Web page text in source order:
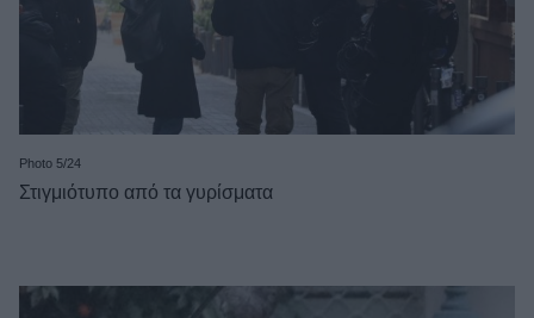
Photo 5/24
Στιγμιότυπο από τα γυρίσματα